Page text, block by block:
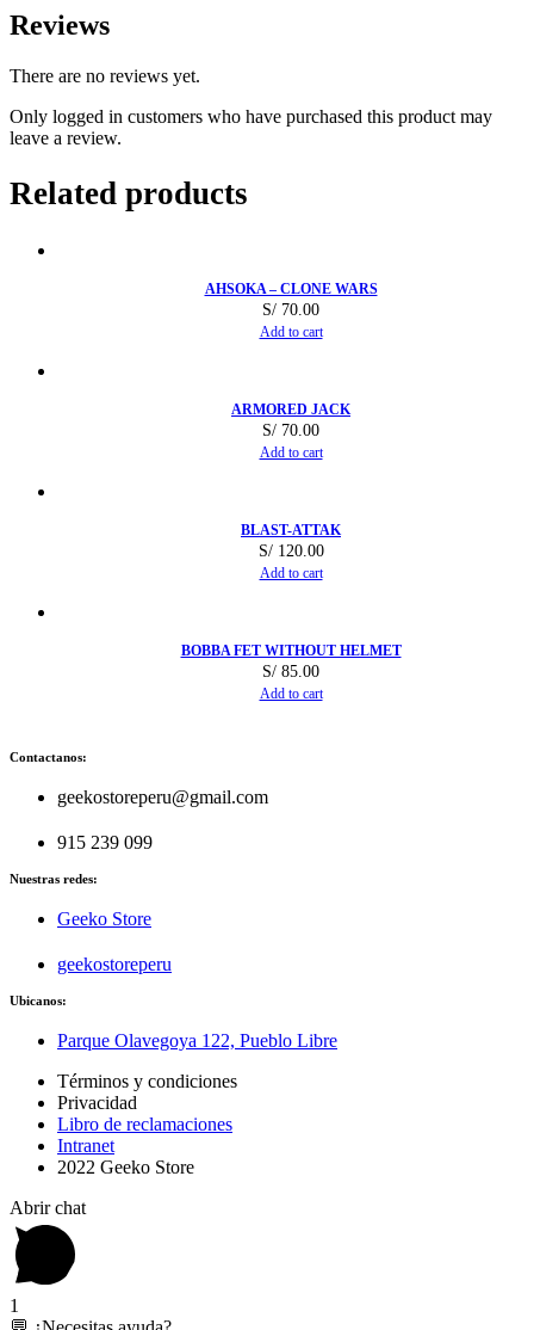
Reviews
There are no reviews yet.
Only logged in customers who have purchased this product may
leave a review.
Related products
AHSOKA – CLONE WARS
S/ 70.00
Add to cart
ARMORED JACK
S/ 70.00
Add to cart
BLAST-ATTAK
S/120.00
Add to cart
BOBBA FET WITHOUT HELMET
S/ 85.00
Add to cart
Contactanos:
geekostoreperu@gmail.com
915 239 099
Nuestras redes:
Geeko Store
geekostoreperu
Ubicanos:
Parque Olavegoya 122, Pueblo Libre
Términos y condiciones
Privacidad
Libro de reclamaciones
Intranet
2022 Geeko Store
Abrir chat
1